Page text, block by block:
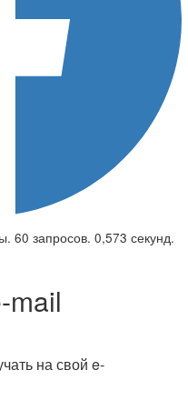
запросов. 0,573 секунд.
mail
на свой e-